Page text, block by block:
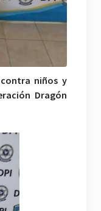
niños y
Dragón